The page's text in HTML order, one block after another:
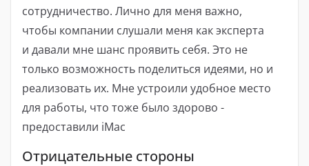
сотрудничество. Лично для меня важно,
чтобы компании слушали меня как эксперта
и давали мне шанс проявить себя. Это не
только возможность поделиться идеями, но и
реализовать их. Мне устроили удобное место
для работы, что тоже было здорово -
предоставили iMac
Отрицательные стороны